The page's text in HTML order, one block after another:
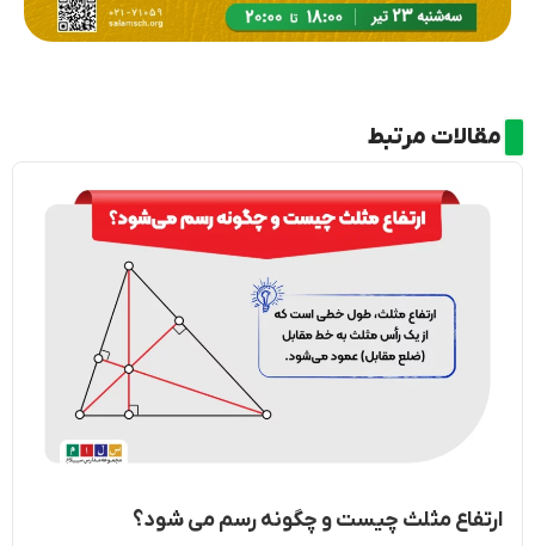
مقالات مرتبط
ارتفاع مثلث چیست و چگونه رسم می شود؟